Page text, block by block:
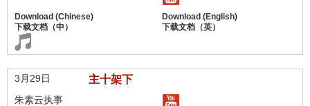
3月29日 主十架下
朱素云执事